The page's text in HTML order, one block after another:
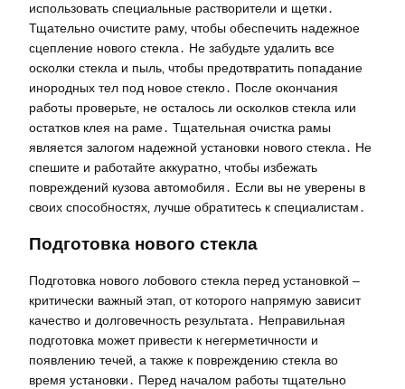
использовать специальные растворители и щетки․
Тщательно очистите раму‚ чтобы обеспечить надежное
сцепление нового стекла․ Не забудьте удалить все
осколки стекла и пыль‚ чтобы предотвратить попадание
инородных тел под новое стекло․ После окончания
работы проверьте‚ не осталось ли осколков стекла или
остатков клея на раме․ Тщательная очистка рамы
является залогом надежной установки нового стекла․ Не
спешите и работайте аккуратно‚ чтобы избежать
повреждений кузова автомобиля․ Если вы не уверены в
своих способностях‚ лучше обратитесь к специалистам․
Подготовка нового стекла
Подготовка нового лобового стекла перед установкой –
критически важный этап‚ от которого напрямую зависит
качество и долговечность результата․ Неправильная
подготовка может привести к негерметичности и
появлению течей‚ а также к повреждению стекла во
время установки․ Перед началом работы тщательно